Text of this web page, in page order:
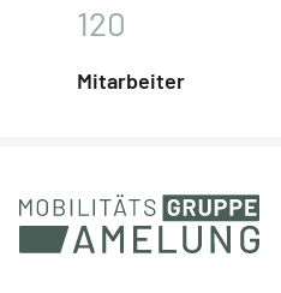
120
Mitarbeiter